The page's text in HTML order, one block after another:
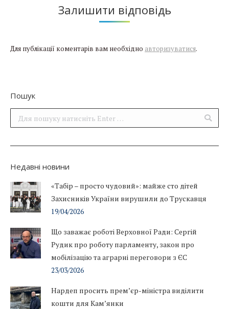
Залишити відповідь
Для публікації коментарів вам необхідно авторизуватися.
Пошук
Поиск:
Недавні новини
«Табір – просто чудовий»: майже сто дітей
Захисників України вирушили до Трускавця
19/04/2026
Що заважає роботі Верховної Ради: Сергій
Рудик про роботу парламенту, закон про
мобілізацію та аграрні переговори з ЄС
23/03/2026
Нардеп просить прем’єр-міністра виділити
кошти для Кам’янки